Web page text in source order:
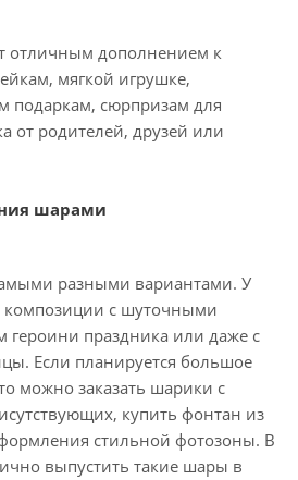
отличным дополнением к
мягкой игрушке,
подаркам, сюрпризам для
от родителей, друзей или
шарами
разными вариантами. У
композиции с шуточными
героини праздника или даже с
Если планируется большое
можно заказать шарики с
купить фонтан из
стильной фотозоны. В
выпустить такие шары в